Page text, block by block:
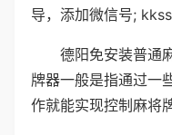
导，添加微信号;
德阳免安装普通
牌器一般是指通过一
作就能实现控制麻将